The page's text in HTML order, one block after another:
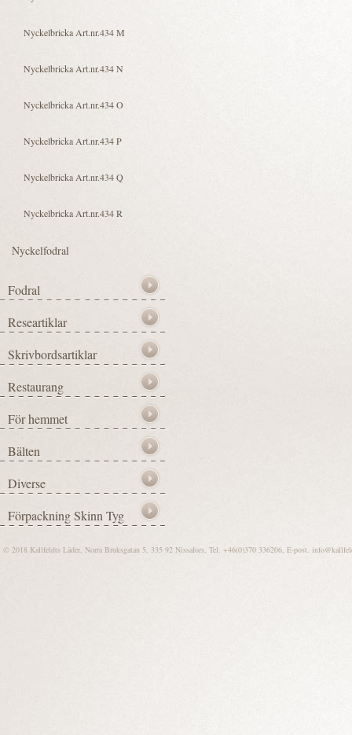
© 2018 Kallfeldts Läder, Norra Bruksgatan 5, 335 92 Nissafors, Tel. +46(0)370 336206, E-post.